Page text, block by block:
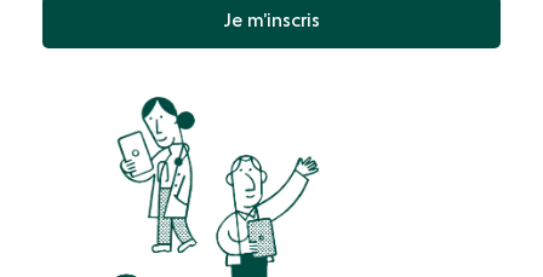
Je m’inscris